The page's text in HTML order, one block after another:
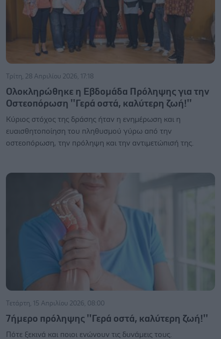
Τρίτη, 28 Απριλίου 2026, 17:18
Ολοκληρώθηκε η Εβδομάδα Πρόληψης για την
Οστεοπόρωση ''Γερά οστά, καλύτερη ζωή!''
Κύριος στόχος της δράσης ήταν η ενημέρωση και η
ευαισθητοποίηση του πληθυσμού γύρω από την
οστεοπόρωση, την πρόληψη και την αντιμετώπισή της.
Τετάρτη, 15 Απριλίου 2026, 08:00
7ήμερο πρόληψης ''Γερά οστά, καλύτερη ζωή!''
Πότε ξεκινά και ποιοι ενώνουν τις δυνάμεις τους.